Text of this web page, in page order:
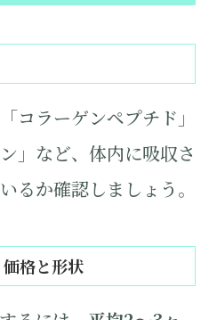
コラーゲンペプチド」
」など、体内に吸収さ
るか確認しましょう。
格と形状